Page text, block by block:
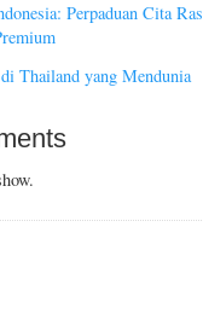
Perpaduan Cita
Thailand yang Mendunia